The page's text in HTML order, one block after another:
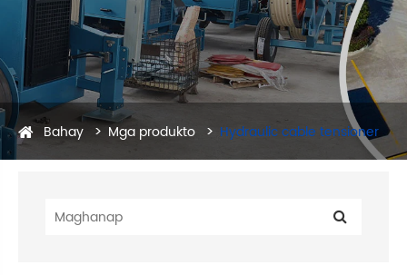
Bahay Mga produkto Hydraulic cable tensioner